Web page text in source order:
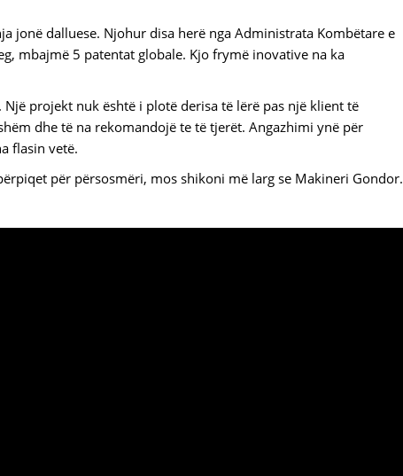
jonë dalluese. Njohur disa herë nga Administrata Kombëtare e
mbajmë 5 patentat globale. Kjo frymë inovative na ka
projekt nuk është i plotë derisa të lërë pas një klient të
dhe të na rekomandojë te të tjerët. Angazhimi ynë për
flasin vetë.
për përsosmëri, mos shikoni më larg se Makineri Gondor.